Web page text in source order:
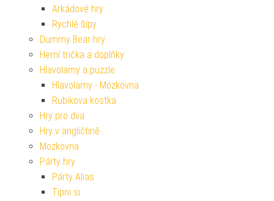
Arkádové hry
Rychlé šípy
Dummy Bear hry
Herní trička a doplňky
Hlavolamy a puzzle
Hlavolamy - Mozkovna
Rubikova kostka
Hry pro dva
Hry v angličtině
Mozkovna
Párty hry
Párty Alias
Tipni si